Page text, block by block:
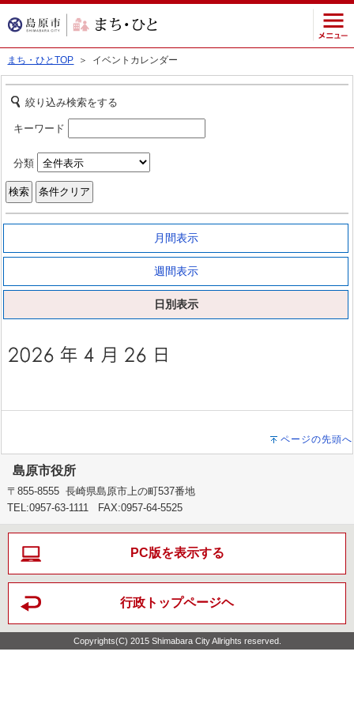
まち・ひとTOP ＞ イベントカレンダー
絞り込み検索をする
キーワード
分類
月間表示
週間表示
日別表示
ページの先頭へ
島原市役所
〒855-8555 長崎県島原市上の町537番地
TEL:0957-63-1111 FAX:0957-64-5525
PC版を表示する
行政トップページヘ
Copyrights(C) 2015 Shimabara City Allrights reserved.